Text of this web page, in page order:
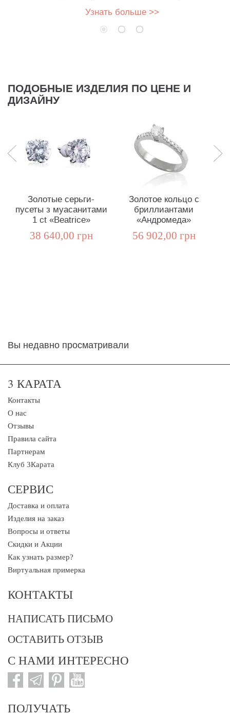
Узнать больше >>
ПОДОБНЫЕ ИЗДЕЛИЯ ПО ЦЕНЕ И
ДИЗАЙНУ
Золотые серьги-
пусеты з муасанитами
1 ct «Beatrice»
38 640,00 грн
Золотое кольцо с
бриллиантами
«Андромеда»
56 902,00 грн
Вы недавно просматривали
3 КАРАТА
Контакты
О нас
Отзывы
Правила сайта
Партнерам
Клуб 3Карата
СЕРВИС
Доставка и оплата
Изделия на заказ
Вопросы и ответы
Скидки и Акции
Как узнать размер?
Виртуальная примерка
КОНТАКТЫ
НАПИСАТЬ ПИСЬМО
ОСТАВИТЬ ОТЗЫВ
С НАМИ ИНТЕРЕСНО
ПОЛУЧАТЬ